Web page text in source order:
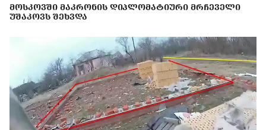
ᲛᲝᲡᲙᲝᲕᲨᲘ ᲛᲐᲙᲠᲝᲜᲘᲡ ᲓᲘᲞᲚᲝᲛᲐᲢᲘᲣᲠᲘ ᲛᲠᲩᲔᲕᲔᲚᲘ
ᲣᲨᲐᲙᲝᲕᲡ ᲨᲔᲮᲕᲓᲐ